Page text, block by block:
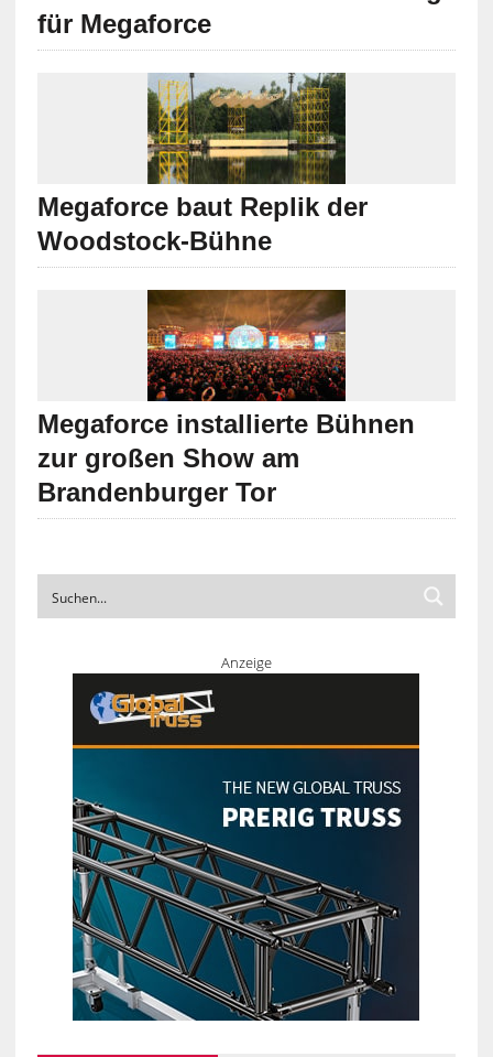
für Megaforce
Megaforce baut Replik der
Woodstock-Bühne
Megaforce installierte Bühnen
zur großen Show am
Brandenburger Tor
Anzeige